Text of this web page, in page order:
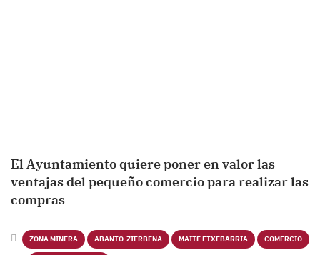
El Ayuntamiento quiere poner en valor las
ventajas del pequeño comercio para realizar las
compras
ZONA MINERA ABANTO-ZIERBENA MAITE ETXEBARRIA COMERCIO